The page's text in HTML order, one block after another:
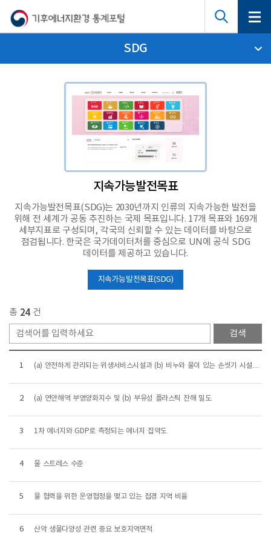
SDG
지속가능발전목표
지속가능발전목표(SDG)는 2030년까지 인류의 지속가능한 발전을
위해 전 세계가 공동 추진하는 국제 목표입니다. 17개 목표와 169개
세부지표로 구성되며, 각국의 신뢰할 수 있는 데이터를 바탕으로
점검됩니다. 한국은 국가데이터처를 중심으로 UN에 공식 SDG
데이터를 제공하고 있습니다.
지속가능발전목표(SDG)
총 24 건
1
(a) 안전하게 관리되는 위생서비스시설과 (b) 비누와 물이 있는 손씻기 시설을
2 (a) 연안해역 부영양화지수 및 (b) 부유성 플라스틱 잔해 밀도
3 1차 에너지와 GDP로 측정되는 에너지 집약도
4 물 스트레스 수준
5 물 협력을 위한 운영협정을 맺고 있는 접경 지역 비율
6 산악 생물다양성 관련 중요 보호지역면적